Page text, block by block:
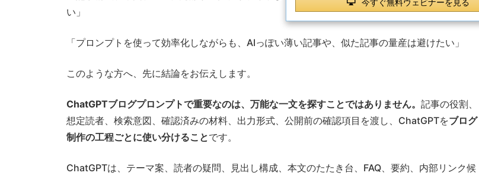
今すぐ無料ウェビナーを見る
い」
「プロンプトを使って効率化しながらも、AIっぽい薄い記事や、似た記事の量産は避けたい」
このような方へ、先に結論をお伝えします。
ChatGPTブログプロンプトで重要なのは、万能な一文を探すことではありません。 記事の役割、
想定読者、検索意図、確認済みの材料、出力形式、公開前の確認項目を渡し、ChatGPTをブログ
制作の工程ごとに使い分けることです。
ChatGPTは、テーマ案、読者の疑問、見出し構成、本文のたたき台、FAQ、要約、内部リンク候